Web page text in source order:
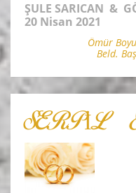
ŞULE SARICAN &
20 Nisan 2021
Ömür
Beld.
SERPİL